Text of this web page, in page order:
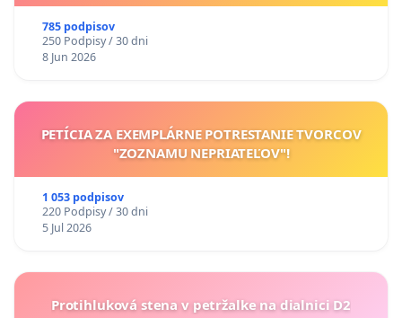
785 podpisov
250 Podpisy / 30 dni
8 Jun 2026
PETÍCIA ZA EXEMPLÁRNE POTRESTANIE TVORCOV
"ZOZNAMU NEPRIATEĽOV"!
1 053 podpisov
220 Podpisy / 30 dni
5 Jul 2026
Protihluková stena v petržalke na dialnici D2